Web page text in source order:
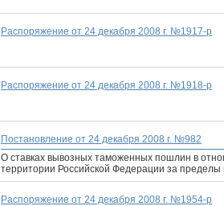
Распоряжение от 24 декабря 2008 г. №1917-р
Распоряжение от 24 декабря 2008 г. №1918-р
Постановление от 24 декабря 2008 г. №982
О ставках вывозных таможенных пошлин в
территории Российской Федерации за пределы
Распоряжение от 24 декабря 2008 г. №1954-р